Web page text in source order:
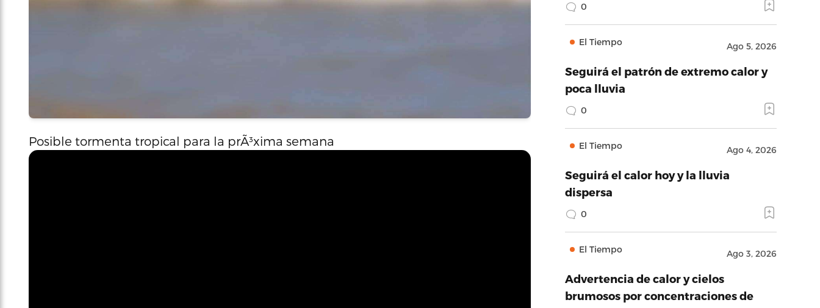
Posible tormenta tropical para la prÃ³xima semana
0
El Tiempo Ago 5, 2026
Seguirá el patrón de extremo calor y
poca lluvia
0
El Tiempo Ago 4, 2026
Seguirá el calor hoy y la lluvia
dispersa
0
El Tiempo Ago 3, 2026
Advertencia de calor y cielos
brumosos por concentraciones de